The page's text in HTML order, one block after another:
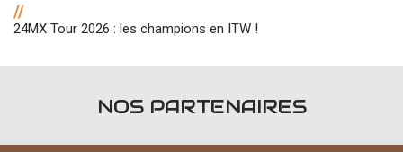
//
24MX Tour 2026 : les champions en ITW !
NOS PARTENAIRES